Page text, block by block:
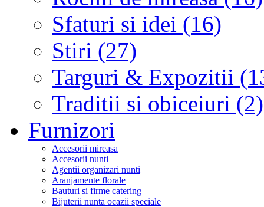
Sfaturi si idei (16)
Stiri (27)
Targuri & Expozitii
Traditii si obiceiuri (2)
Furnizori
Accesorii mireasa
Accesorii nunti
Agentii organizari nunti
Aranjamente florale
Bauturi si firme catering
Bijuterii nunta ocazii speciale